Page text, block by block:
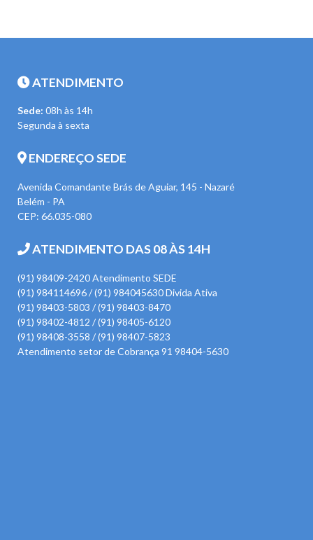
ATENDIMENTO
Sede: 08h às 14h
Segunda à sexta
ENDEREÇO SEDE
Avenida Comandante Brás de Aguiar, 145 - Nazaré
Belém - PA
CEP: 66.035-080
ATENDIMENTO DAS 08 ÀS 14H
(91) 98409-2420 Atendimento SEDE
(91) 984114696 / (91) 984045630 Divida Ativa
(91) 98403-5803 / (91) 98403-8470
(91) 98402-4812 / (91) 98405-6120
(91) 98408-3558 / (91) 98407-5823
Atendimento setor de Cobrança 91 98404-5630